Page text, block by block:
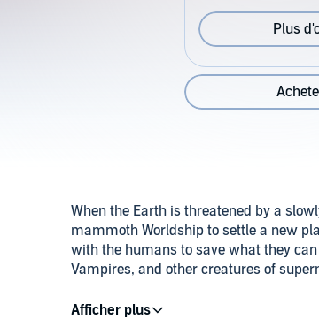
Plus
When the Earth is threatened by a
mammoth Worldship to settle a new
with the humans to save what they
Vampires, and other creatures of
With the Worldship adding the